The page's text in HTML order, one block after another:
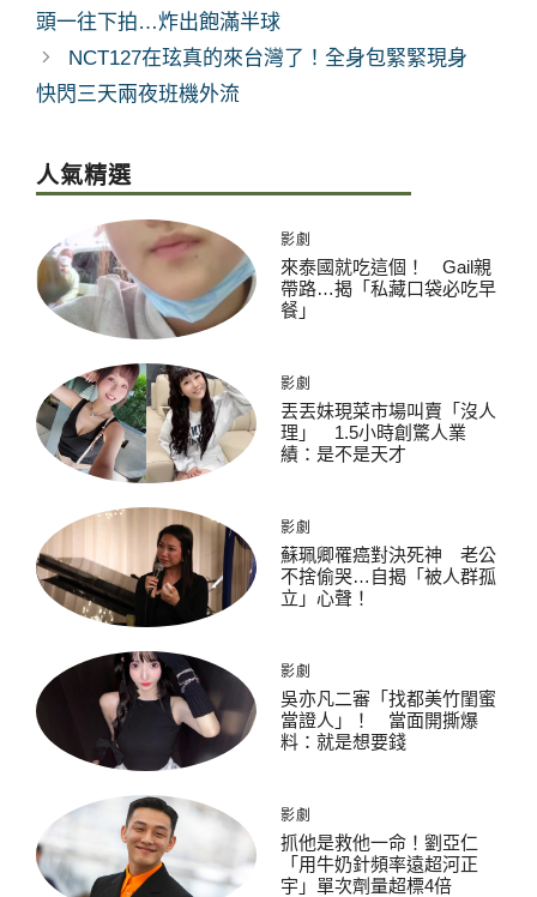
頭一往下拍…炸出飽滿半球
NCT127在玹真的來台灣了！全身包緊緊現身
快閃三天兩夜班機外流
人氣精選
影劇
來泰國就吃這個！ Gail親
帶路…揭「私藏口袋必吃早
餐」
影劇
丟丟妹現菜市場叫賣「沒人
理」 1.5小時創驚人業
績：是不是天才
影劇
蘇珮卿罹癌對決死神 老公
不捨偷哭…自揭「被人群孤
立」心聲！
影劇
吳亦凡二審「找都美竹閨蜜
當證人」！ 當面開撕爆
料：就是想要錢
影劇
抓他是救他一命！劉亞仁
「用牛奶針頻率遠超河正
宇」單次劑量超標4倍